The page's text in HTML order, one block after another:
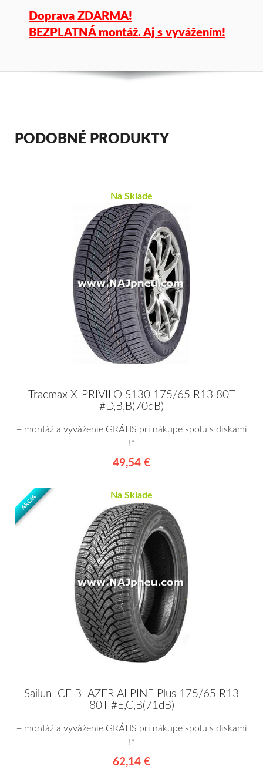
Doprava ZDARMA!
BEZPLATNÁ montáž. Aj s vyvážením!
PODOBNÉ PRODUKTY
Na Sklade
Tracmax X-PRIVILO S130 175/65 R13 80T
#D,B,B(70dB)
+ montáž a vyváženie GRÁTIS pri nákupe spolu s diskami
!*
49,54 €
AKCIA Na Sklade
Sailun ICE BLAZER ALPINE Plus 175/65 R13
80T #E,C,B(71dB)
+ montáž a vyváženie GRÁTIS pri nákupe spolu s diskami
!*
62,14 €